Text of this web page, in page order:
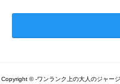
Copyright © -ワンランク上の大人のジャー